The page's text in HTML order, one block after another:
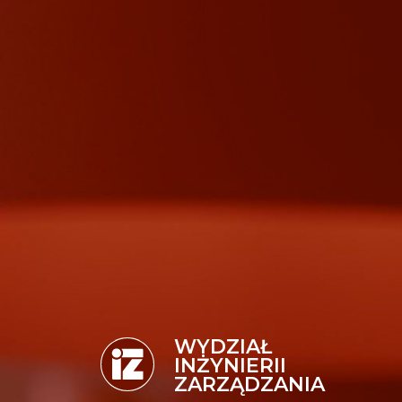
WYDZIAŁ
INŻYNIERII
ZARZĄDZANIA